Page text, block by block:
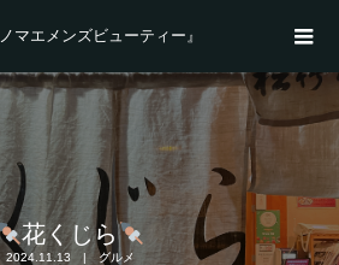
マエメンズビューティー』
花くじら
2024.11.13 グルメ